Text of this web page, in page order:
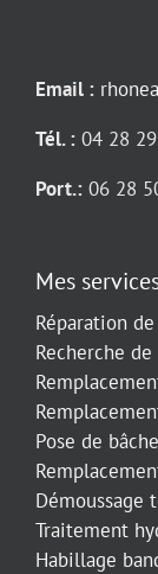
Email :
Tél. : 04 28
Port.: 06 28
Mes
Réparation
Recherche
Pose de
Démoussage
Traitement
Habillage